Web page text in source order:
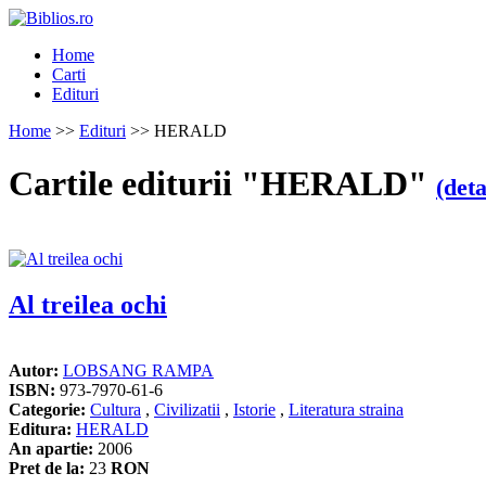
Home
Carti
Edituri
Home >> Edituri >> HERALD
Cartile editurii "HERALD"
Al treilea ochi
Autor: LOBSANG RAMPA
ISBN: 973-7970-61-6
Categorie: Cultura , Civilizatii , Istorie , Literatura straina
Editura: HERALD
An apartie: 2006
Pret de la: 23 RON